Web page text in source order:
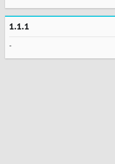
1.1.1
-